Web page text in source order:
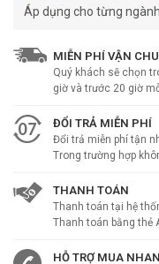
Áp dụng cho từng
MIỄN PHÍ VẬN
Quý khách sẽ chọn
giờ và trước 20 giờ
ĐỔI TRẢ MIỄN PHÍ
Đổi trả miễn phí tận
Trong trường hợp
THANH TOÁN
Thanh toán tại hệ
Thanh toán bằng thẻ
HỖ TRỢ MUA